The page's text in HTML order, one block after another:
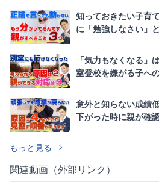
知っておきたい子育
に「勉強しなさい」
「気力もなくなる」
室登校を嫌がる子へ
意外と知らない成績
下がった時に親が確
もっと見る
関連動画（外部リンク）